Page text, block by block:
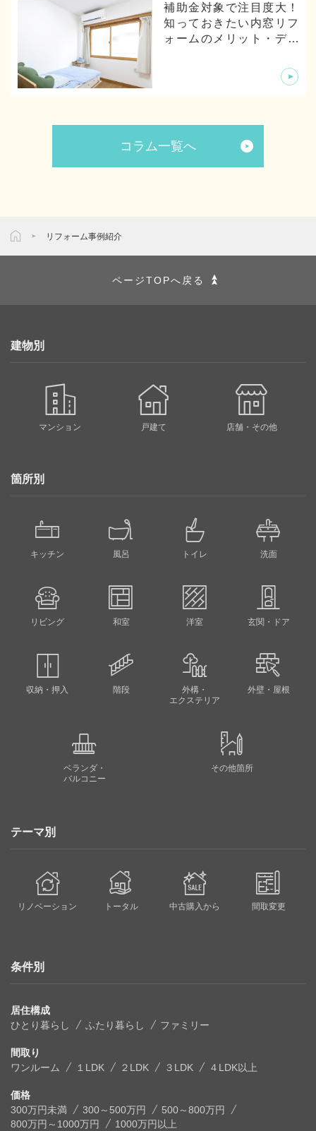
補助金対象で注目度大！
知っておきたい内窓リフ
ォームのメリット・デメ
コラム一覧へ
リフォーム事例紹介
ページTOPへ戻る
建物別
マンション 戸建て 店舗・その他
箇所別
キッチン 風呂 トイレ 洗面
リビング 和室 洋室 玄関・ドア
収納・押入 階段
外構・
エクステリア
外壁・屋根
ベランダ・
バルコニー
その他箇所
テーマ別
リノベーション トータル 中古購入から 間取変更
条件別
居住構成
ひとり暮らし
ふたり暮らし ファミリー
間取り
ワンルーム
１LDK ２LDK ３LDK ４LDK以上
価格
300万円未満
300～500万円
500～800万円
800万円～1000万円
1000万円以上